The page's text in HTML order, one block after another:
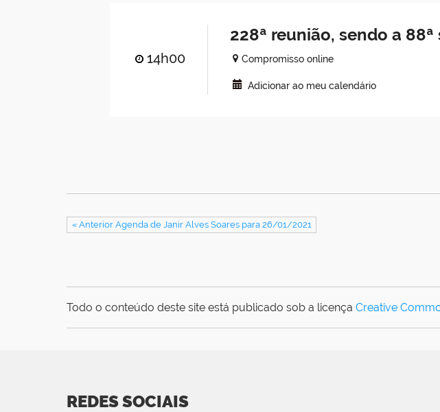
14h00
228ª reunião, sendo a
Compromisso online
Adicionar ao meu calendário
« Anterior Agenda de Janir Alves Soares para 26/01/2021
Todo o conteúdo deste site está publicado sob a licença Creative
REDES SOCIAIS